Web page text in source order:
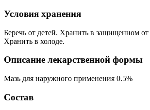
Условия хранения
Беречь от детей. Хранить в защищенном от
Хранить в холоде.
Описание лекарственной формы
Мазь для наружного применения 0.5%
Состав